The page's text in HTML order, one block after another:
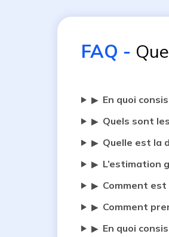
FAQ -
▶ En quoi
▶ Quels sont
▶ Quelle est la
▶ L’estimation
▶ Comment est
▶ Comment
▶ En quoi